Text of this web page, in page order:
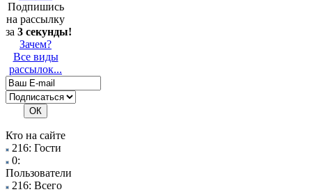
Подпишись
на рассылку
за 3 секунды!
Зачем?
Все виды
рассылок...
Кто на сайте
216: Гости
0:
Пользователи
216: Всего